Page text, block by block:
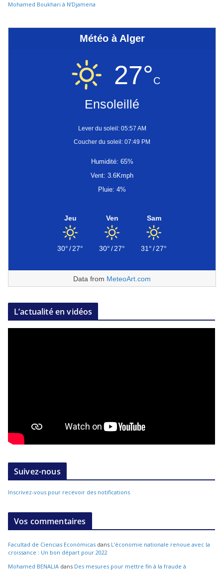
Mohamed Boukhari à N’Djamena
Météo à Alger
27°C
Ensoleillé
Lever du soleil: 05:57 AM
Coucher du soleil: 07:49 PM
Humidité: 65%
Vent: 3.6Kmph
Pluie: 4%
Jeu
30°/27°
Ven
30°/27°
Sam
31°/27°
Data from MeteoArt.com
L’actualité en vidéos
Suivez-nous
Inscrivez-vous pour recevoir des notifications
Vos commentaires
Facultad de Ciencias Económicas dans L’économie nationale renoue avec la
croissance : Un bon départ pour 2022
Mohamed BENALIA dans Des mesures pour mettre fin à la fraude à